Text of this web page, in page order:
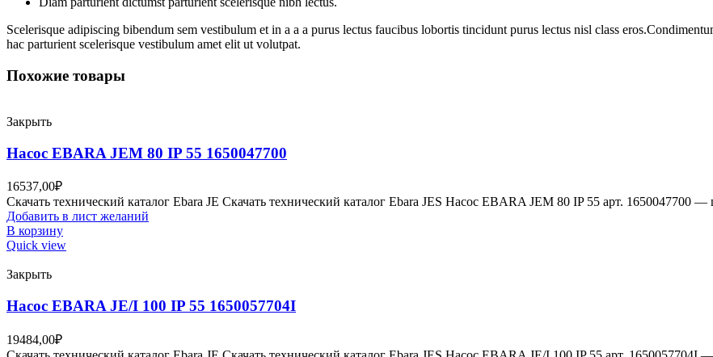
Scelerisque adipiscing bibendum sem vestibulum et in a a a purus lectus faucibus lobortis tincidunt purus lectus nisl class
hac parturient scelerisque vestibulum amet elit ut volutpat.
Похожие товары
Закрыть
Насос EBARA JEM 80 IP 55 1650047700
16537,00₽
Скачать технический каталог Ebara JE Скачать технический каталог Ebara JES Насос EBARA JEM 80 IP 55 арт. 1650047700
Добавить в лист желаний
В корзину
Quick view
Закрыть
Насос EBARA JE/I 100 IP 55 1650057704I
19484,00₽